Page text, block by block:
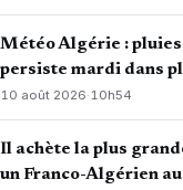
Météo Algérie :
persiste mardi dans
10 août 2026·10h54
Il achète la plus
un Franco-Algérien